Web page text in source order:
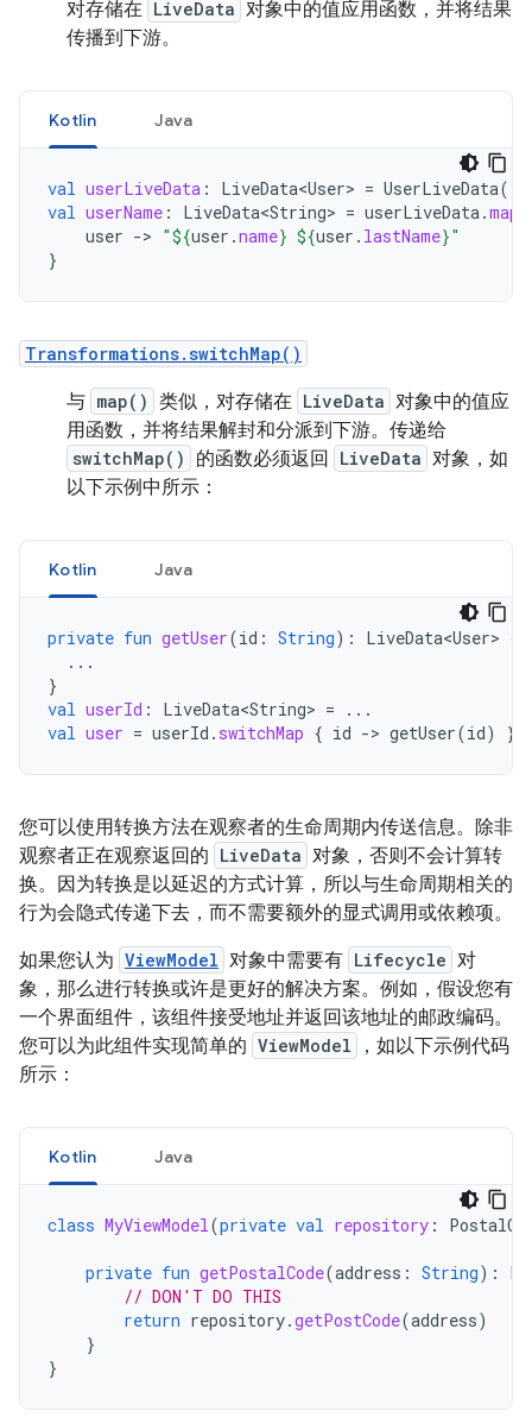
对存储在 LiveData 对象中的值应用函数，并将结果
传播到下游。
Kotlin Java
val userLiveData : LiveData<User> = UserLiveData()
val userName : LiveData<String> = userLiveData.map
user -> "${user .name} ${user . lastName}"
}
Transformations.switchMap()
与 map() 类似，对存储在 LiveData 对象中的值应
用函数，并将结果解封和分派到下游。传递给
switchMap() 的函数必须返回 LiveData 对象，如
以下示例中所示：
Kotlin Java
private fun getUser(id : String): LiveData<User> {
...
}
val userId : LiveData<String> =
...
val user = userId . switchMap { id -> getUser(id) }
您可以使用转换方法在观察者的生命周期内传送信息。除非
观察者正在观察返回的 LiveData 对象，否则不会计算转
换。因为转换是以延迟的方式计算，所以与生命周期相关的
行为会隐式传递下去，而不需要额外的显式调用或依赖项。
如果您认为 ViewModel 对象中需要有 Lifecycle 对
象，那么进行转换或许是更好的解决方案。例如，假设您有
一个界面组件，该组件接受地址并返回该地址的邮政编码。
您可以为此组件实现简单的 ViewModel
，如以下示例代码
所示：
Kotlin Java
class MyViewModel(private val repository :
private fun getPostalCode(address : String):
// DON'T DO THIS
return repository.getPostCode(address)
}
}